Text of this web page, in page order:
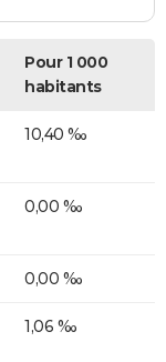
Pour 1 000
habitants
10,40 ‰
0,00 ‰
0,00 ‰
1,06 ‰